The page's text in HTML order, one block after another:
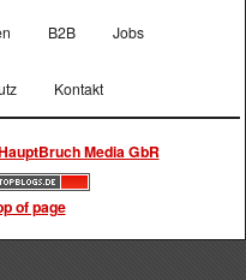
B2B Jobs
Kontakt
Media GbR
of page